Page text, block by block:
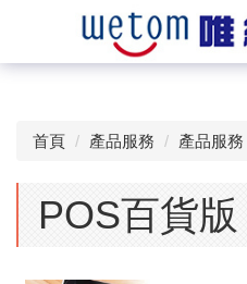
首頁 產品服務 產品服務
POS百貨版